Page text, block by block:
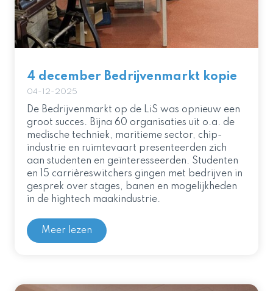
4 december Bedrijvenmarkt kopie
04-12-2025
De Bedrijvenmarkt op de LiS was opnieuw een
groot succes. Bijna 60 organisaties uit o.a. de
medische techniek, maritieme sector, chip-
industrie en ruimtevaart presenteerden zich
aan studenten en geïnteresseerden. Studenten
en 15 carrièreswitchers gingen met bedrijven in
gesprek over stages, banen en mogelijkheden
in de hightech maakindustrie.
Meer lezen